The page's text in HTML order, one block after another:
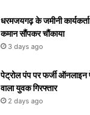
धरमजयगढ़ के जमीनी
कमान सौंपकर चौंकाया
3 days ago
पेट्रोल पंप पर फर्जी
वाला युवक गिरफ्तार
2 days ago